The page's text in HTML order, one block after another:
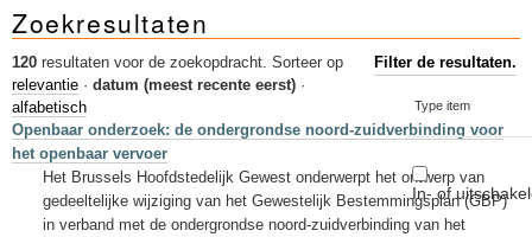
Cartografie
Studies en publicaties
Sleutelwoorden
Stedenbouwkundige inlichtingen
Zoekresultaten
120 resultaten voor de zoekopdracht. Filter de resultaten.
Type item
In- of
Sorteer op
relevantie · datum (meest recente eerst) ·
alfabetisch
Openbaar onderzoek: de ondergrondse noord-zuidverbinding voor
het openbaar vervoer
Het Brussels Hoofdstedelijk Gewest onderwerpt het ontwerp van
gedeeltelijke wijziging van het Gewestelijk Bestemmingsplan (GBP)
in verband met de ondergrondse noord-zuidverbinding van het